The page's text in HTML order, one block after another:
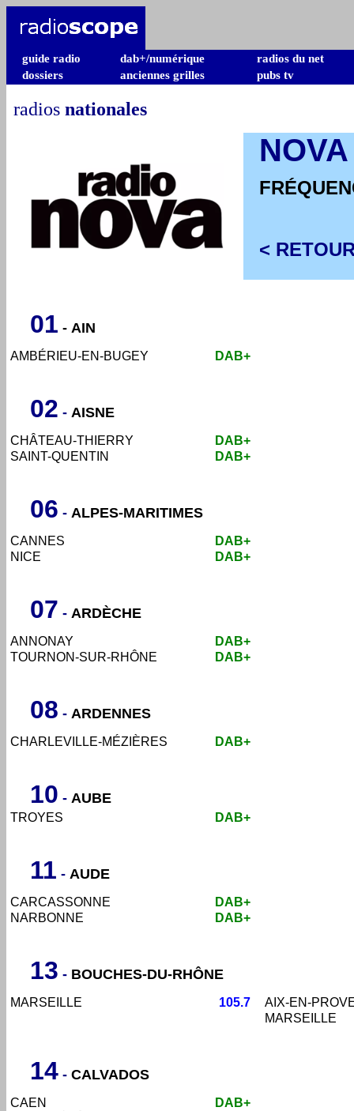
guide radio dab+/numérique
radios du net
dossiers
anciennes grilles pubs tv
radios nationales
NOVA
<
01 - AIN
AMBÉRIEU-EN-BUGEY DAB+
02 - AISNE
CHÂTEAU-THIERRY
DAB+
SAINT-QUENTIN
DAB+
06 - ALPES-MARITIMES
CANNES
DAB+
NICE
DAB+
07 - ARDÈCHE
ANNONAY
DAB+
TOURNON-SUR-RHÔNE
DAB+
08 - ARDENNES
CHARLEVILLE-MÉZIÈRES DAB+
10 - AUBE
TROYES DAB+
11 - AUDE
CARCASSONNE
DAB+
NARBONNE
DAB+
13 - BOUCHES-DU-RHÔNE
MARSEILLE 105.7
AIX-EN-
MARSEILLE
14 - CALVADOS
CAEN
DAB+